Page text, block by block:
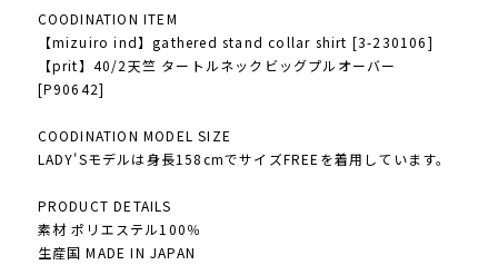
COODINATION ITEM
【mizuiro ind】gathered stand collar shirt [3-230106]
【prit】40/2天竺 タートルネックビッグプルオーバー
[P90642]
COODINATION MODEL SIZE
LADY'Sモデルは身長158cmでサイズFREEを着用しています。
PRODUCT DETAILS
素材 ポリエステル100％
生産国 MADE IN JAPAN